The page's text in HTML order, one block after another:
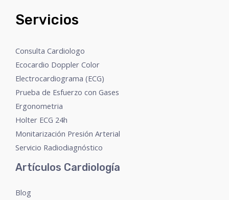
Servicios
Consulta Cardiologo
Ecocardio Doppler Color
Electrocardiograma (ECG)
Prueba de Esfuerzo con Gases
Ergonometria
Holter ECG 24h
Monitarización Presión Arterial
Servicio Radiodiagnóstico
Artículos Cardiología
Blog